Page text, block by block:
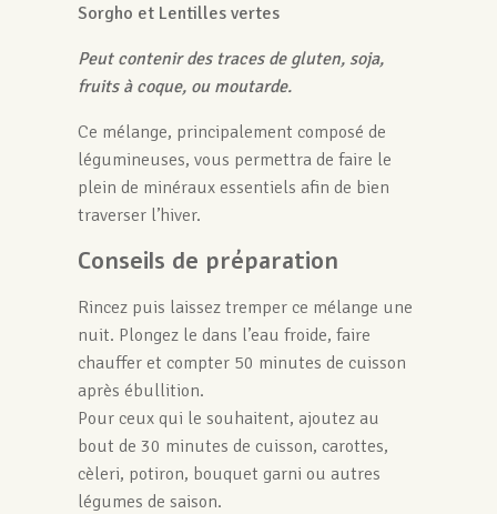
Sorgho et Lentilles vertes
Peut contenir des traces de gluten, soja,
fruits à coque, ou moutarde.
Ce mélange, principalement composé de
légumineuses, vous permettra de faire le
plein de minéraux essentiels afin de bien
traverser l’hiver.
Conseils de préparation
Rincez puis laissez tremper ce mélange une
nuit. Plongez le dans l’eau froide, faire
chauffer et compter 50 minutes de cuisson
après ébullition.
Pour ceux qui le souhaitent, ajoutez au
bout de 30 minutes de cuisson, carottes,
cèleri, potiron, bouquet garni ou autres
légumes de saison.